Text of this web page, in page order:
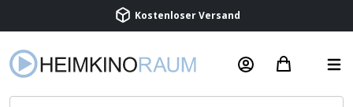
Kostenloser Versand